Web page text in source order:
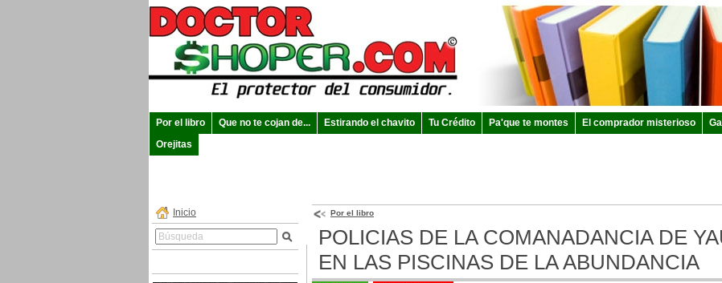
Por el libro Que no te cojan de... Estirando el chavito Tu Crédito Pa'que te montes El comprador misterioso
Orejitas
Inicio Por el libro
POLICIAS DE LA COMANADANCIA DE
EN LAS PISCINAS DE LA ABUNDANCIA